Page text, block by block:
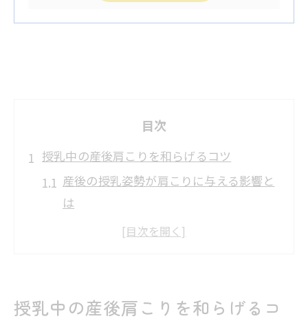
目次
授乳中の産後肩こりを和らげるコツ
産後の授乳姿勢が肩こりに与える影響と
は
肩こり予防に役立つ授乳時のクッション
担軽減策
授乳中の産後肩こりを和らげるコ